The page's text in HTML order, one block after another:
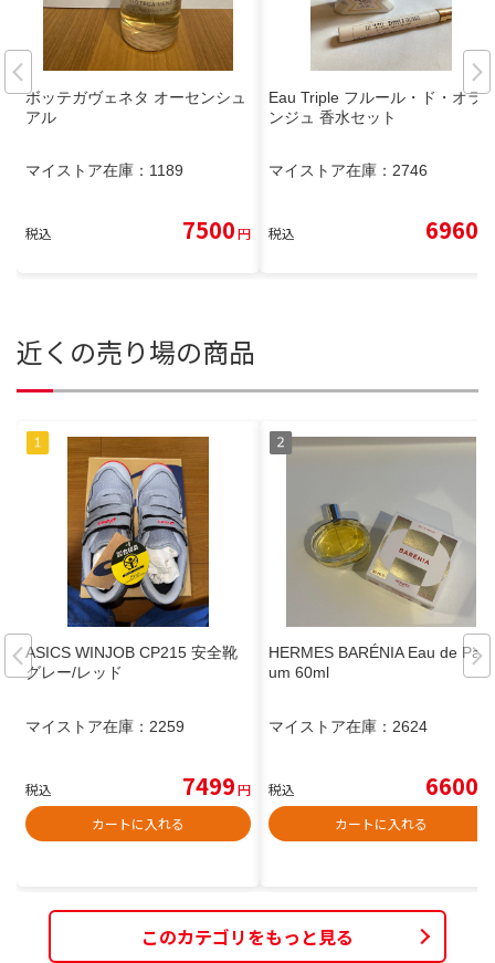
ボッテガヴェネタ オーセンシュ
アル
マイストア在庫： 1189
税込 7500円
Eau Triple フルール・ド・オラ
ンジュ 香水セット
マイストア在庫： 2746
税込 6960
近くの売り場の商品
ASICS WINJOB CP215 安全靴
グレー/レッド
マイストア在庫： 2259
税込 7499円
カートに入れる
HERMES BARÉNIA Eau de Parf
um 60ml
マイストア在庫： 2624
税込 6600
カートに入れる
このカテゴリをもっと見る